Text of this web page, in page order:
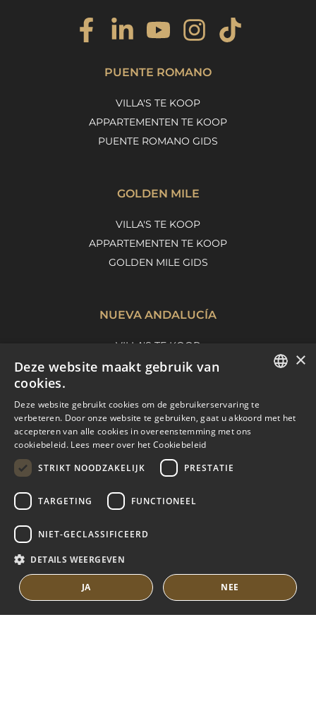
PUENTE ROMANO
VILLA'S TE KOOP
APPARTEMENTEN TE KOOP
PUENTE ROMANO GIDS
GOLDEN MILE
VILLA'S TE KOOP
APPARTEMENTEN TE KOOP
GOLDEN MILE GIDS
NUEVA ANDALUCÍA
VILLA'S TE KOOP
APPARTEMENTEN TE KOOP
MARBELLA EAST
VILLA'S TE KOOP
MARBELLA EAST GUIDE
SPANISH
×
Deze website maakt gebruik van
cookies.
Deze website gebruikt cookies om de gebruikerservaring te
verbeteren. Door onze website te gebruiken, gaat u akkoord met het
accepteren van alle cookies in overeenstemming met ons
cookiebeleid. Lees meer over het Cookiebeleid
STRIKT NOODZAKELIJK
PRESTATIE
TARGETING FUNCTIONEEL
NIET-GECLASSIFICEERD
DETAILS WEERGEVEN
JA NEE